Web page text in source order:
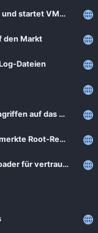
NetBSD 11 bringt RISC-V-Unterstützung und startet VMs schneller
den Markt
Dateien
Arch Linux zieht die Notbremse nach Angriffen auf das AUR
RefluXFS: Linux-Lücke ermöglicht unbemerkte Root-Rechte
Fedora 45 erhält schlanken GRUB-Bootloader für vertrauliche VMs